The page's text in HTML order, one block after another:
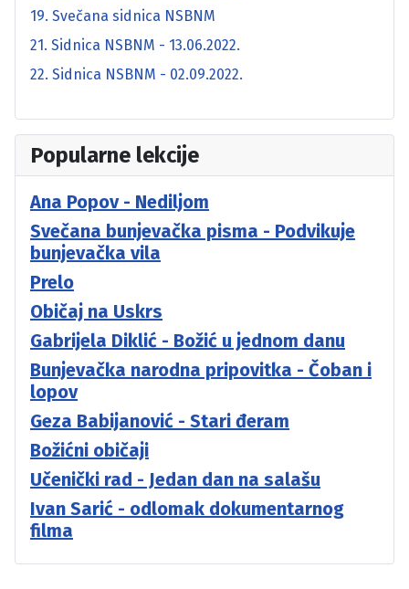
19. Svečana sidnica NSBNM
21. Sidnica NSBNM - 13.06.2022.
22. Sidnica NSBNM - 02.09.2022.
Popularne lekcije
Ana Popov - Nediljom
Svečana bunjevačka pisma - Podvikuje
bunjevačka vila
Prelo
Običaj na Uskrs
Gabrijela Diklić - Božić u jednom danu
Bunjevačka narodna pripovitka - Čoban i
lopov
Geza Babijanović - Stari đeram
Božićni običaji
Učenički rad - Jedan dan na salašu
Ivan Sarić - odlomak dokumentarnog
filma